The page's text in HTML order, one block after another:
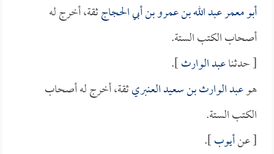
أبو معمر عبد الله بن عمرو بن أبي الحجاجثقة، أخرج له
أصحاب الكتب الستة.
[ حدثناعبد الوارث].
هوعبد الوارث بن سعيد العنبريثقة، أخرج له أصحاب
الكتب الستة.
[ عنأيوب].